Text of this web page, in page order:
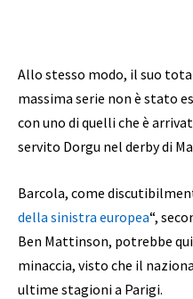
Allo stesso modo, il suo
massima serie non è stato
con uno di quelli che è
servito Dorgu nel derby di
Barcola, come
della sinistra europea“,
Ben Mattinson, potrebbe
minaccia, visto che il
ultime stagioni a Parigi.